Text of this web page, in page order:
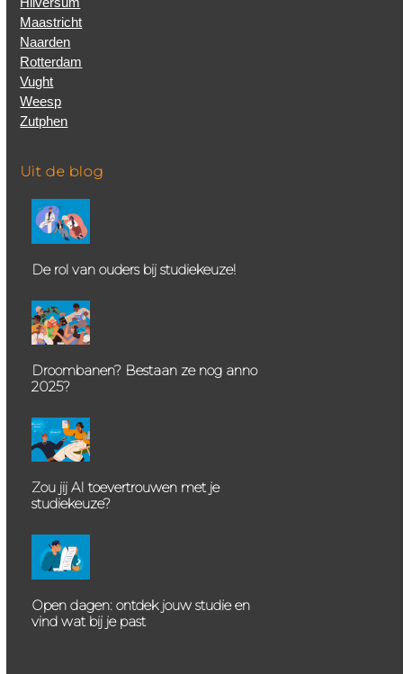
Maastricht
Naarden
Rotterdam
Vught
Weesp
Zutphen
Uit de blog
De rol van ouders bij studiekeuze!
Droombanen? Bestaan ze nog anno
2025?
Zou jij AI toevertrouwen met je
studiekeuze?
Open dagen: ontdek jouw studie en
vind wat bij je past